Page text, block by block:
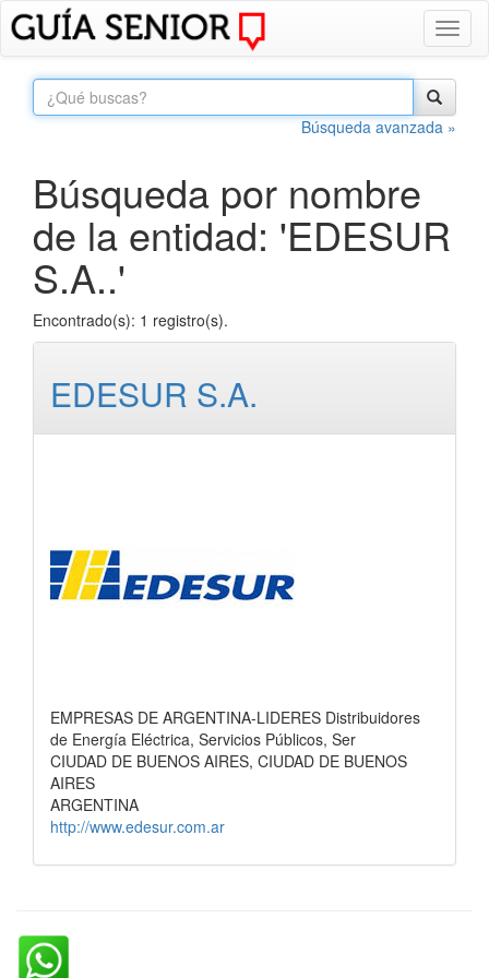
Búsqueda avanzada »
Búsqueda por nombre
de la entidad: 'EDESUR
S.A..'
Encontrado(s): 1 registro(s).
EDESUR S.A.
EMPRESAS DE ARGENTINA-LIDERES Distribuidores
de Energía Eléctrica, Servicios Públicos, Ser
CIUDAD DE BUENOS AIRES, CIUDAD DE BUENOS
AIRES
ARGENTINA
http://www.edesur.com.ar